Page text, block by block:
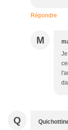
Répondre
M
Q